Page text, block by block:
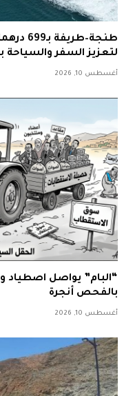
لتعزيز السفر والسياحة
أغسطس 10, 2026
“البام” يواصل اصطياد
بالفحص أنجرة
أغسطس 10, 2026